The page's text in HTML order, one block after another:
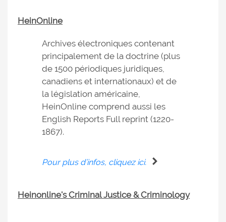
HeinOnline
Archives électroniques contenant
principalement de la doctrine (plus
de 1500 périodiques juridiques,
canadiens et internationaux) et de
la législation américaine,
HeinOnline comprend aussi les
English Reports Full reprint (1220-
1867).
Pour plus d’infos, cliquez ici.
Heinonline's Criminal Justice & Criminology